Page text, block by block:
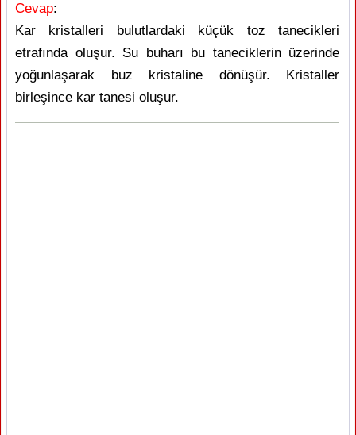
Cevap:
Kar kristalleri bulutlardaki küçük toz tanecikleri
etrafında oluşur. Su buharı bu taneciklerin üzerinde
yoğunlaşarak buz kristaline dönüşür. Kristaller
birleşince kar tanesi oluşur.